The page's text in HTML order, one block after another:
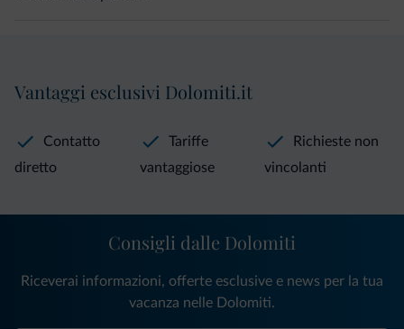
Vantaggi esclusivi Dolomiti.it
Contatto
diretto
Tariffe
vantaggiose
Richieste non
vincolanti
Consigli dalle Dolomiti
Riceverai informazioni, offerte esclusive e news per la tua
vacanza nelle Dolomiti.